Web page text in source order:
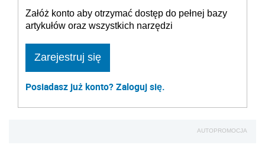
Załóż konto aby otrzymać dostęp do pełnej bazy
artykułów oraz wszystkich narzędzi
Zarejestruj się
Posiadasz już konto? Zaloguj się.
AUTOPROMOCJA